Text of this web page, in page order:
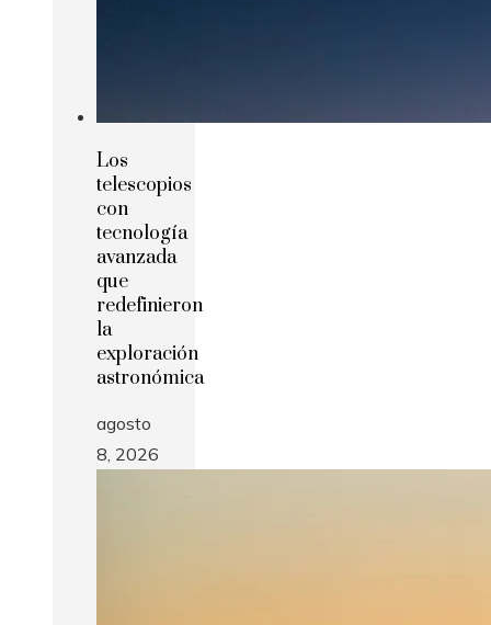
Los
telescopios
con
tecnología
avanzada
que
redefinieron
la
exploración
astronómica
agosto
8, 2026